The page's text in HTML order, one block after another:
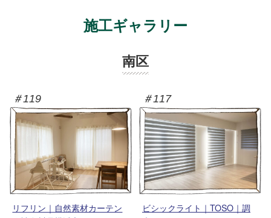
施工ギャラリー
南区
＃119
リフリン｜自然素材カーテン
＃117
ビシックライト｜TOSO｜調